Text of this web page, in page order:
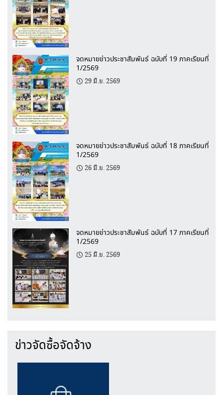
จดหมายข่าวประชาสัมพันธ์ ฉบับที่ 19 ภาคเรียนที่
1/2569
29 มิ.ย. 2569
จดหมายข่าวประชาสัมพันธ์ ฉบับที่ 18 ภาคเรียนที่
1/2569
26 มิ.ย. 2569
จดหมายข่าวประชาสัมพันธ์ ฉบับที่ 17 ภาคเรียนที่
1/2569
25 มิ.ย. 2569
ข่าวจัดซื้อจัดจ้าง